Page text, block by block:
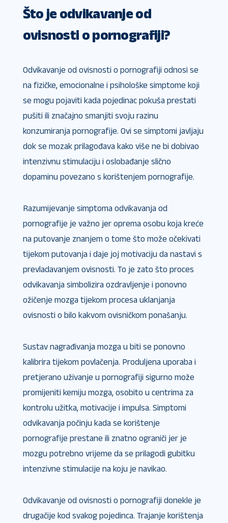
Što je odvikavanje od
ovisnosti o pornografiji?
Odvikavanje od ovisnosti o pornografiji odnosi se
na fizičke, emocionalne i psihološke simptome koji
se mogu pojaviti kada pojedinac pokuša prestati
pušiti ili značajno smanjiti svoju razinu
konzumiranja pornografije. Ovi se simptomi javljaju
dok se mozak prilagođava kako više ne bi dobivao
intenzivnu stimulaciju i oslobađanje slično
dopaminu povezano s korištenjem pornografije.
Razumijevanje simptoma odvikavanja od
pornografije je važno jer oprema osobu koja kreće
na putovanje znanjem o tome što može očekivati ​​
tijekom putovanja i daje joj motivaciju da nastavi s
prevladavanjem ovisnosti. To je zato što proces
odvikavanja simbolizira ozdravljenje i ponovno
ožičenje mozga tijekom procesa uklanjanja
ovisnosti o bilo kakvom ovisničkom ponašanju.
Sustav nagrađivanja mozga u biti se ponovno
kalibrira tijekom povlačenja. Produljena uporaba i
pretjerano uživanje u pornografiji sigurno može
promijeniti kemiju mozga, osobito u centrima za
kontrolu užitka, motivacije i impulsa. Simptomi
odvikavanja počinju kada se korištenje
pornografije prestane ili znatno ograniči jer je
mozgu potrebno vrijeme da se prilagodi gubitku
intenzivne stimulacije na koju je navikao.
Odvikavanje od ovisnosti o pornografiji donekle je
drugačije kod svakog pojedinca. Trajanje korištenja